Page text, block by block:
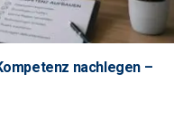
nachlegen –